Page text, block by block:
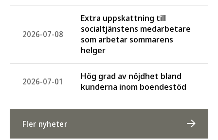
2026-07-08
Extra uppskattning till
socialtjänstens medarbetare
som arbetar sommarens
helger
2026-07-01
Hög grad av nöjdhet bland
kunderna inom boendestöd
Fler nyheter